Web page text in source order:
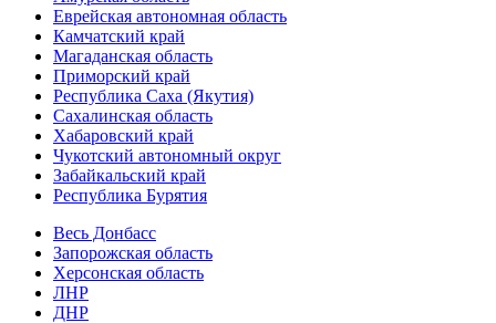
Еврейская автономная область
Камчатский край
Магаданская область
Приморский край
Республика Саха (Якутия)
Сахалинская область
Хабаровский край
Чукотский автономный округ
Забайкальский край
Республика Бурятия
Весь Донбасс
Запорожская область
Херсонская область
ЛНР
ДНР